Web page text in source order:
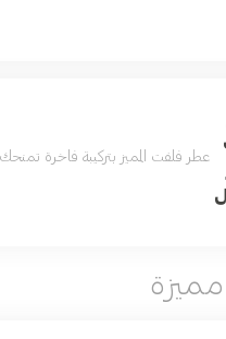
عطر فلفت المميز بتركيبة فاخرة